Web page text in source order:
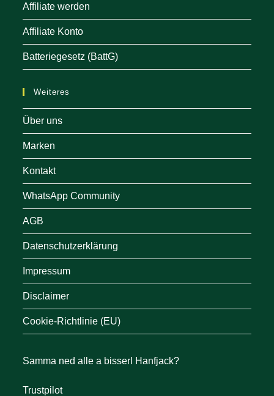
Affiliate werden
Affiliate Konto
Batteriegesetz (BattG)
Weiteres
Über uns
Marken
Kontakt
WhatsApp Community
AGB
Datenschutzerklärung
Impressum
Disclaimer
Cookie-Richtlinie (EU)
Samma ned alle a bisserl Hanfjack?
Trustpilot